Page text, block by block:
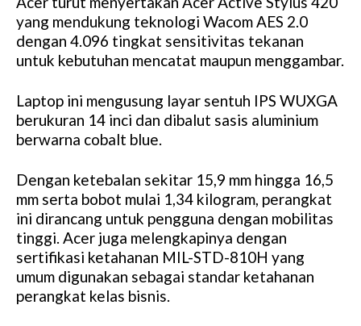
yang mendukung teknologi Wacom AES 2.0
dengan 4.096 tingkat sensitivitas tekanan
untuk kebutuhan mencatat maupun menggambar.
Laptop ini mengusung layar sentuh IPS WUXGA
berukuran 14 inci dan dibalut sasis aluminium
berwarna cobalt blue.
Dengan ketebalan sekitar 15,9 mm hingga 16,5
mm serta bobot mulai 1,34 kilogram, perangkat
ini dirancang untuk pengguna dengan mobilitas
tinggi. Acer juga melengkapinya dengan
sertifikasi ketahanan MIL-STD-810H yang
umum digunakan sebagai standar ketahanan
perangkat kelas bisnis.